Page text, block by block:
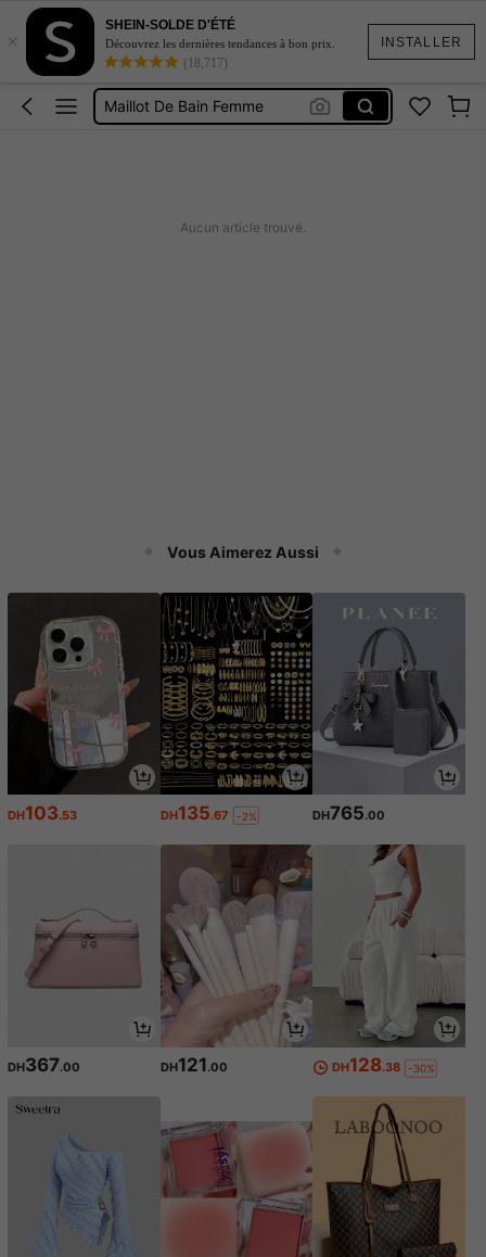
INSTALLER
×
SHEIN-SOLDE D'ÉTÉ
Découvrez les dernières tendances à bon prix.
(18,717)
Robe Femme été
Maillot De Bain Femme
Coque De Telephone Iphone 15
Aucun article trouvé.
Vous Aimerez Aussi
DH103.53 DH135.67 -2% DH765.00
DH367.00 DH121.00 DH128.38 -30%